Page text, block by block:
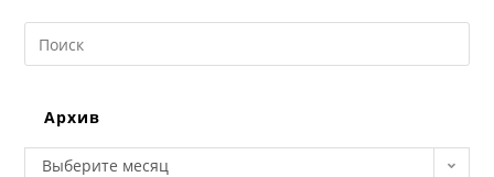
Search
this
Архив
Архив
Выберите месяц